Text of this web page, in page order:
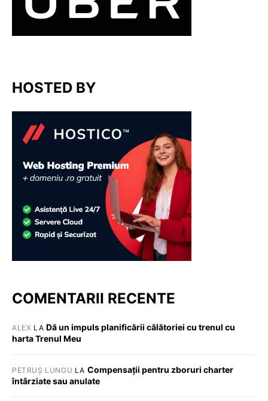
HOSTED BY
COMENTARII RECENTE
ALEX LA Dă un impuls planificării călătoriei cu trenul cu
harta Trenul Meu
PETRUȘ LUNGU LA Compensații pentru zboruri charter
întârziate sau anulate